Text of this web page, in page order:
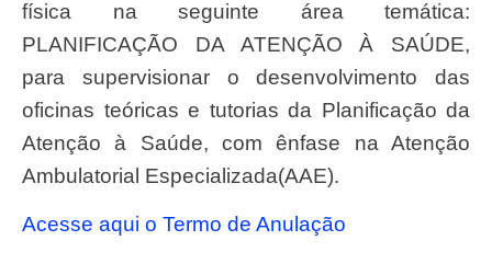
física na seguinte área temática:
PLANIFICAÇÃO DA ATENÇÃO À SAÚDE,
para supervisionar o desenvolvimento das
oficinas teóricas e tutorias da Planificação da
Atenção à Saúde, com ênfase na Atenção
Ambulatorial Especializada(AAE).
Acesse aqui o Termo de Anulação